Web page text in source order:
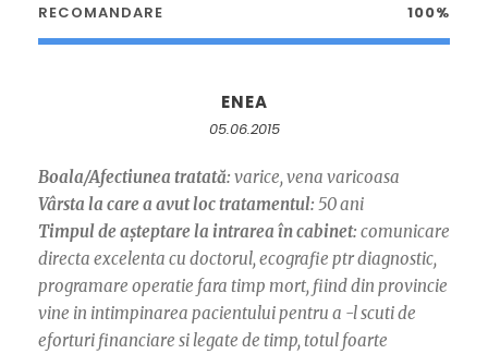
RECOMANDARE 100%
ENEA
05.06.2015
Boala/Afectiunea tratată: varice, vena varicoasa
Vârsta la care a avut loc tratamentul: 50 ani
Timpul de așteptare la intrarea în cabinet: comunicare
directa excelenta cu doctorul, ecografie ptr diagnostic,
programare operatie fara timp mort, fiind din provincie
vine in intimpinarea pacientului pentru a -l scuti de
eforturi financiare si legate de timp, totul foarte